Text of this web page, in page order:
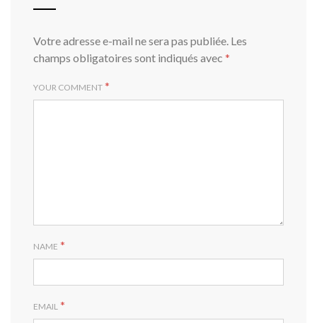
Votre adresse e-mail ne sera pas publiée. Les
champs obligatoires sont indiqués avec *
YOUR COMMENT *
NAME *
EMAIL *